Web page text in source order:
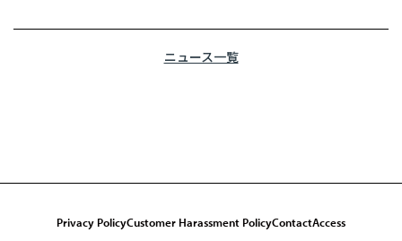
ニュース一覧
Privacy PolicyCustomer Harassment PolicyContactAccess